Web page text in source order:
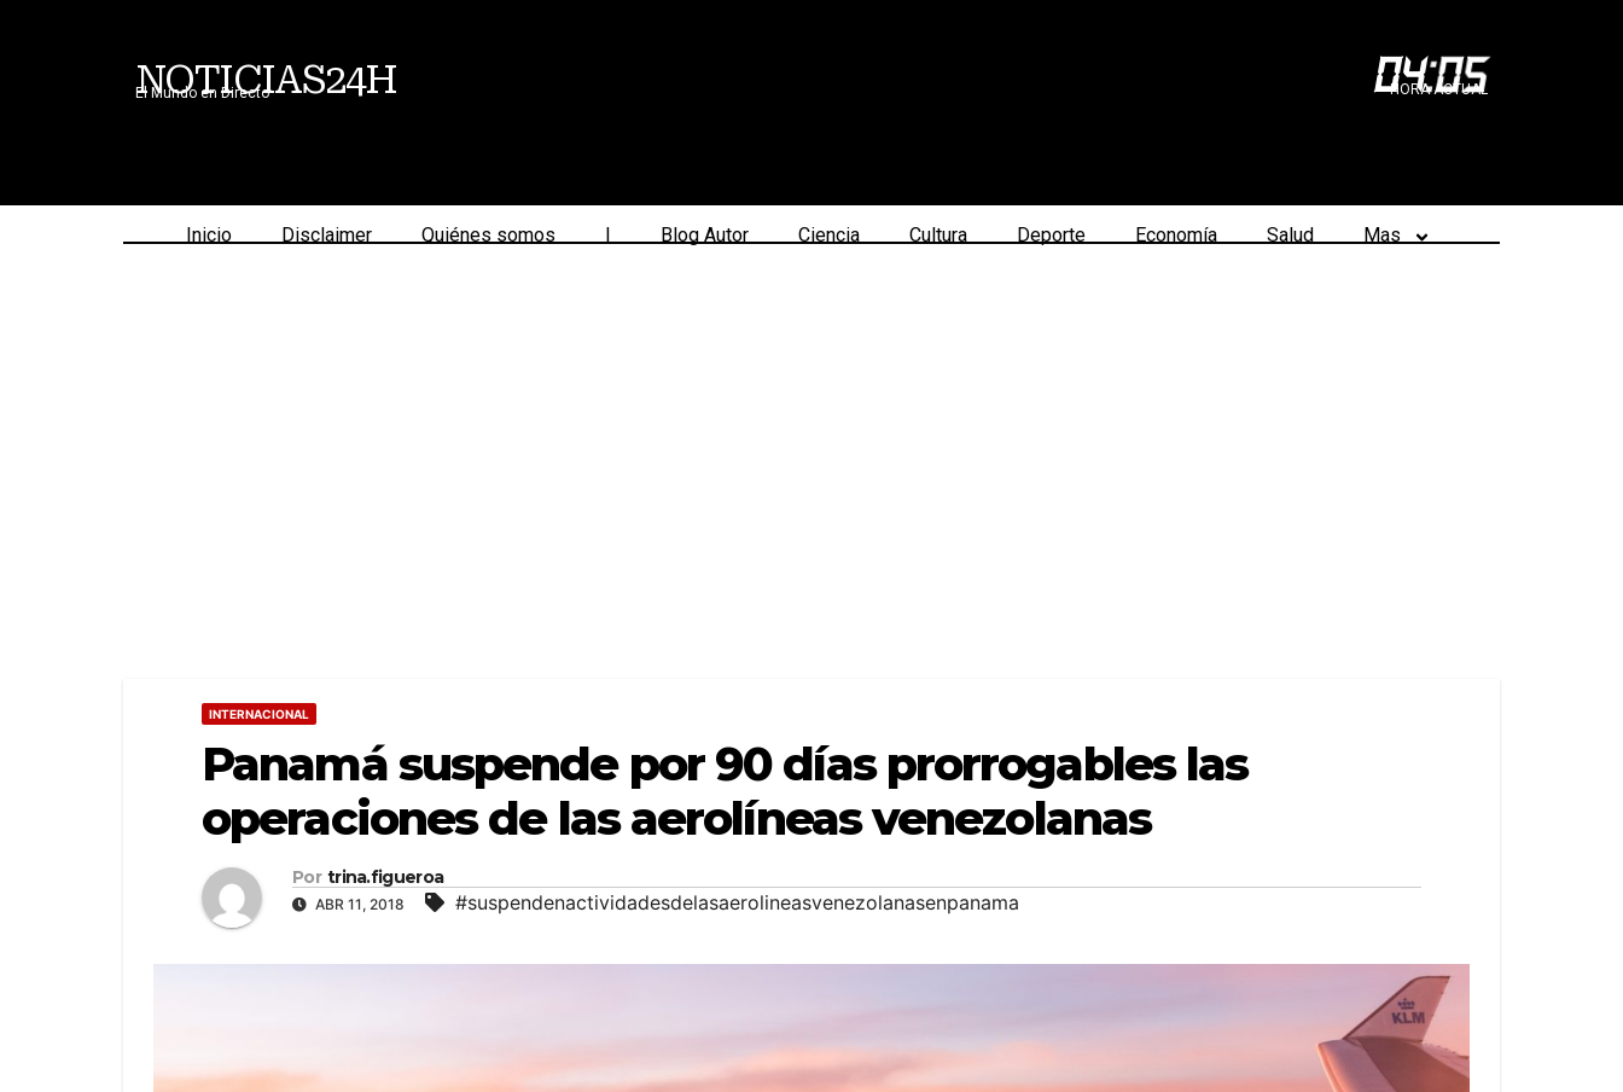
NOTICIAS24H
El Mundo en Directo 04:05
HORA ACTUAL
Inicio Disclaimer Quiénes somos | Blog Autor Ciencia Cultura Deporte Economía Salud Mas
INTERNACIONAL
Panamá suspende por 90 días prorrogables las
operaciones de las aerolíneas venezolanas
Por trina.figueroa
ABR 11, 2018 #suspendenactividadesdelasaerolineasvenezolanasenpanama